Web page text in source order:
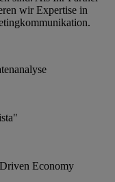
wir Expertise in
Economy